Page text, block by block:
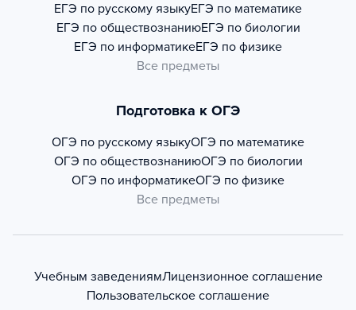
ЕГЭ по русскому языкуЕГЭ по математике
ЕГЭ по обществознаниюЕГЭ по биологии
ЕГЭ по информатикеЕГЭ по физике
Все предметы
Подготовка к ОГЭ
ОГЭ по русскому языкуОГЭ по математике
ОГЭ по обществознаниюОГЭ по биологии
ОГЭ по информатикеОГЭ по физике
Все предметы
Учебным заведениямЛицензионное соглашение
Пользовательское соглашение